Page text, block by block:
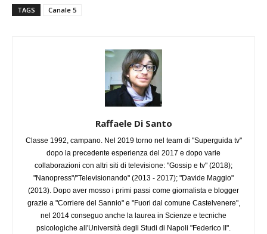
TAGS Canale 5
Raffaele Di Santo
Classe 1992, campano. Nel 2019 torno nel team di "Superguida tv"
dopo la precedente esperienza del 2017 e dopo varie
collaborazioni con altri siti di televisione: "Gossip e tv" (2018);
"Nanopress"/"Televisionando" (2013 - 2017); "Davide Maggio"
(2013). Dopo aver mosso i primi passi come giornalista e blogger
grazie a "Corriere del Sannio" e "Fuori dal comune Castelvenere",
nel 2014 conseguo anche la laurea in Scienze e tecniche
psicologiche all'Università degli Studi di Napoli "Federico II".